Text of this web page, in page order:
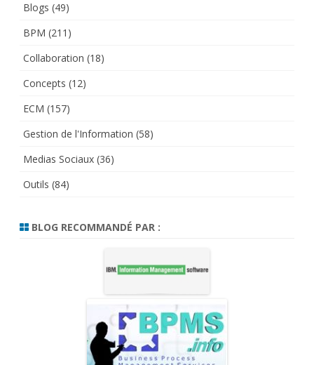
Blogs (49)
BPM (211)
Collaboration (18)
Concepts (12)
ECM (157)
Gestion de l'Information (58)
Medias Sociaux (36)
Outils (84)
BLOG RECOMMANDÉ PAR :